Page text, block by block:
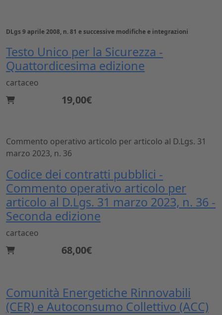
DLgs 9 aprile 2008, n. 81 e successive modifiche e integrazioni
Testo Unico per la Sicurezza -
Quattordicesima edizione
cartaceo
19,00€
Commento operativo articolo per articolo al D.Lgs. 31
marzo 2023, n. 36
Codice dei contratti pubblici -
Commento operativo articolo per
articolo al D.Lgs. 31 marzo 2023, n. 36 -
Seconda edizione
cartaceo
68,00€
Comunità Energetiche Rinnovabili
(CER) e Autoconsumo Collettivo (ACC)